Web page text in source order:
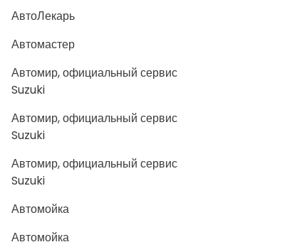
АвтоЛекарь
Автомастер
Автомир, официальный сервис
Suzuki
Автомир, официальный сервис
Suzuki
Автомир, официальный сервис
Suzuki
Автомойка
Автомойка